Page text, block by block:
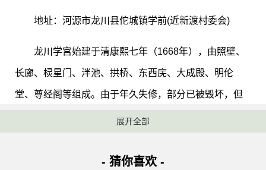
地址：河源市龙川县佗城镇学前(近新渡村委会)
龙川学宫始建于清康熙七年（1668年），由照壁、
长廊、棂星门、泮池、拱桥、东西庑、大成殿、明伦
堂、尊经阁等组成。由于年久失修，部分已被毁坏，但
现存有大成殿、明伦堂、尊经阁等。大成殿坐北朝南，
440平方米。它采用歇山顶和重檐四出的建筑风格，并穿
展开全部
- 猜你喜欢 -